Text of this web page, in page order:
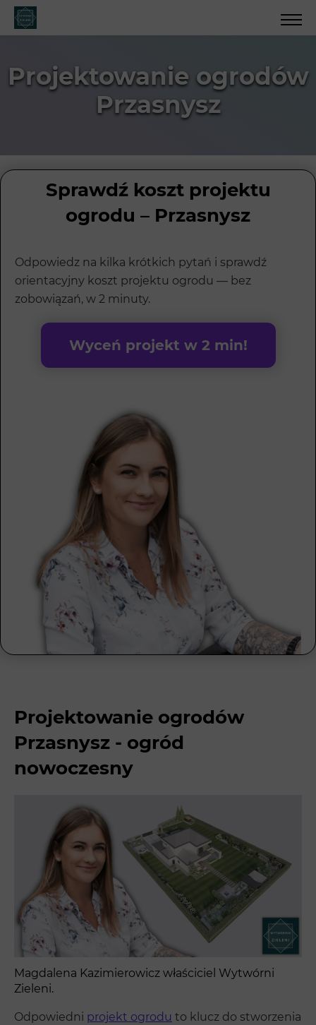
Projektowanie ogrodów
Przasnysz
Sprawdź koszt projektu
ogrodu – Przasnysz
Odpowiedz na kilka krótkich pytań i sprawdź
orientacyjny koszt projektu ogrodu — bez
zobowiązań, w 2 minuty.
Wyceń projekt w 2 min!
Projektowanie ogrodów
Przasnysz - ogród
nowoczesny
Magdalena Kazimierowicz właściciel Wytwórni
Zieleni.
Odpowiedni projekt ogrodu to klucz do stworzenia